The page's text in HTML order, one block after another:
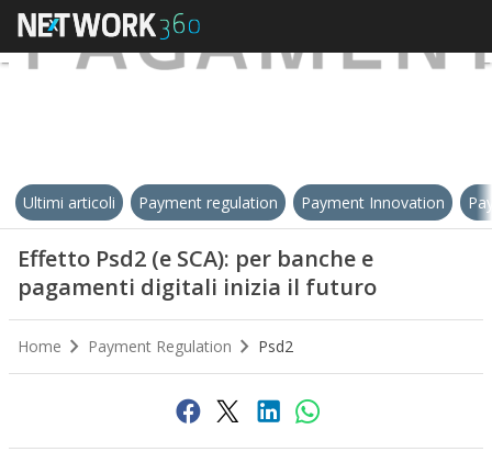
Ultimi articoli Payment regulation Payment Innovation
Effetto Psd2 (e SCA): per banche e
pagamenti digitali inizia il futuro
Home Payment Regulation Psd2